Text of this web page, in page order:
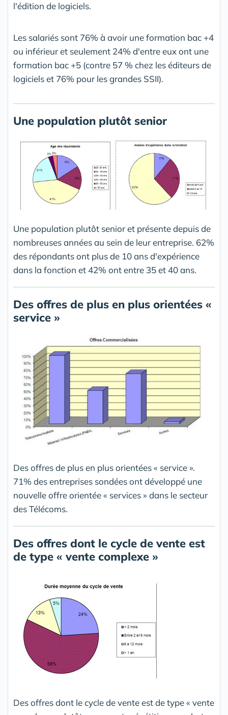
l'édition de logiciels.
Les salariés sont 76% à avoir une formation bac +4
ou inférieur et seulement 24% d'entre eux ont une
formation bac +5 (contre 57 % chez les éditeurs de
logiciels et 76% pour les grandes SSII).
Une population plutôt senior
Une population plutôt senior et présente depuis de
nombreuses années au sein de leur entreprise. 62%
des répondants ont plus de 10 ans d'expérience
dans la fonction et 42% ont entre 35 et 40 ans.
Des offres de plus en plus orientées «
service »
Des offres de plus en plus orientées « service ».
71% des entreprises sondées ont développé une
nouvelle offre orientée « services » dans le secteur
des Télécoms.
Des offres dont le cycle de vente est
de type « vente complexe »
Des offres dont le cycle de vente est de type « vente